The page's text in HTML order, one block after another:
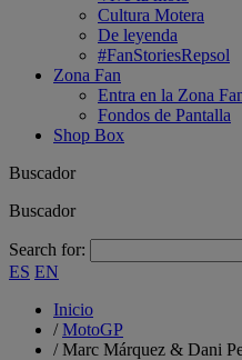
Cultura Motera
De leyenda
#FanStoriesRepsol
Zona Fan
Entra en la Zona
Fondos de Pantalla
Shop Box
Buscador
Buscador
Search for:
ES EN
Inicio
/MotoGP
/Marc Márquez & Dani